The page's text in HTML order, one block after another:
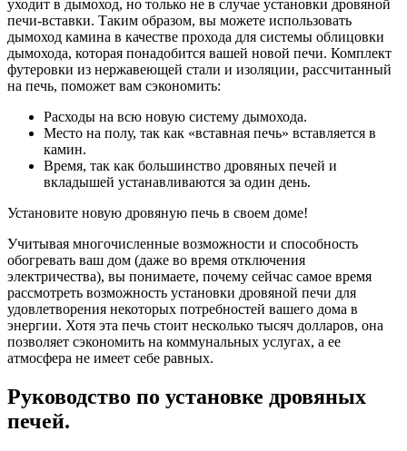
уходит в дымоход, но только не в случае установки дровяной
печи-вставки. Таким образом, вы можете использовать
дымоход камина в качестве прохода для системы облицовки
дымохода, которая понадобится вашей новой печи. Комплект
футеровки из нержавеющей стали и изоляции, рассчитанный
на печь, поможет вам сэкономить:
Расходы на всю новую систему дымохода.
Место на полу, так как «вставная печь» вставляется в
камин.
Время, так как большинство дровяных печей и
вкладышей устанавливаются за один день.
Установите новую дровяную печь в своем доме!
Учитывая многочисленные возможности и способность
обогревать ваш дом (даже во время отключения
электричества), вы понимаете, почему сейчас самое время
рассмотреть возможность установки дровяной печи для
удовлетворения некоторых потребностей вашего дома в
энергии. Хотя эта печь стоит несколько тысяч долларов, она
позволяет сэкономить на коммунальных услугах, а ее
атмосфера не имеет себе равных.
Руководство по установке дровяных
печей.